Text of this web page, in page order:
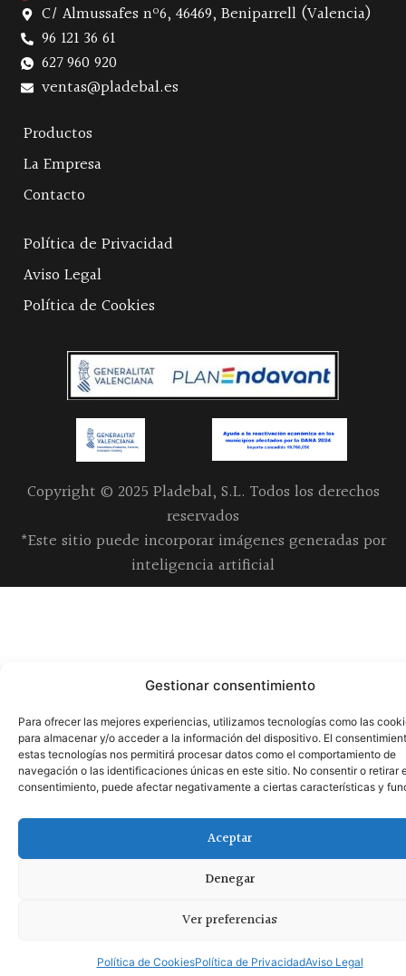
Gestionar consentimiento
Para ofrecer las mejores experiencias, utilizamos tecnologías como las
para almacenar y/o acceder a la información del dispositivo. El
estas tecnologías nos permitirá procesar datos como el comportamiento de
navegación o las identificaciones únicas en este sitio. No consentir o retirar
consentimiento, puede afectar negativamente a ciertas características y
Aceptar
Denegar
Ver preferencias
Política de CookiesPolítica de PrivacidadAviso Legal
C/ Almussafes nº6, 46469, Beniparrell (Valencia)
96 121 36 61
627 960 920
ventas@pladebal.es
Productos
La Empresa
Contacto
Política de Privacidad
Aviso Legal
Política de Cookies
Copyright © 2025 Pladebal, S.L. Todos los derechos
reservados
*Este sitio puede incorporar imágenes generadas por
inteligencia artificial